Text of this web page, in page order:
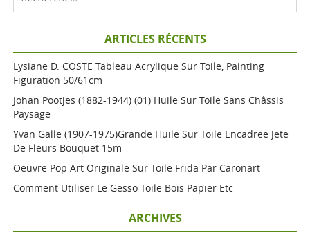
ARTICLES RÉCENTS
Lysiane D. COSTE Tableau Acrylique Sur Toile, Painting
Figuration 50/61cm
Johan Pootjes (1882-1944) (01) Huile Sur Toile Sans Châssis
Paysage
Yvan Galle (1907-1975)grande Huile Sur Toile Encadree Jete
De Fleurs Bouquet 15m
Oeuvre Pop Art Originale Sur Toile Frida Par Caronart
Comment Utiliser Le Gesso Toile Bois Papier Etc
ARCHIVES